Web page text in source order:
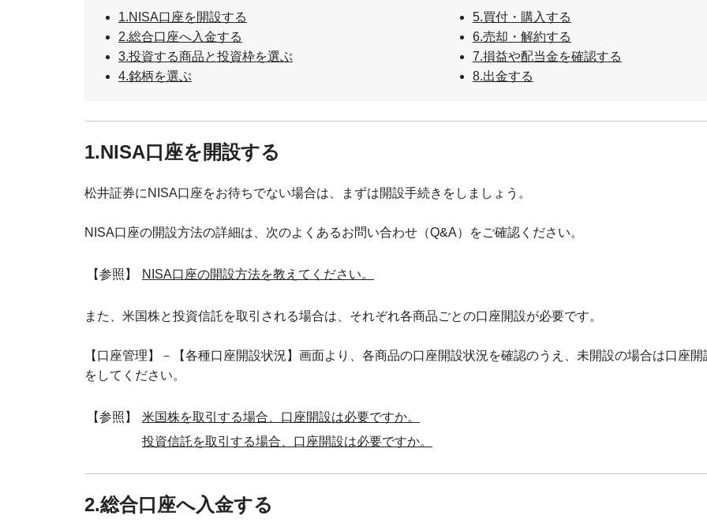
1.NISA口座を開設する
2.総合口座へ入金する
3.投資する商品と投資枠を選ぶ
4.銘柄を選ぶ
5.買付・購入する
6.売却・解約する
7.損益や配当金を確認する
8.出金する
1.NISA口座を開設する
松井証券にNISA口座をお待ちでない場合は、まずは開設手続きをしましょう。
NISA口座の開設方法の詳細は、次のよくあるお問い合わせ（Q&A）をご確認ください。
【参照】 NISA口座の開設方法を教えてください。
また、米国株と投資信託を取引される場合は、それぞれ各商品ごとの口座開設が必要です。
【口座管理】－【各種口座開設状況】画面より、各商品の口座開設状況を確認のうえ、未開設の場合は口座開
をしてください。
【参照】
米国株を取引する場合、口座開設は必要ですか。
投資信託を取引する場合、口座開設は必要ですか。
2.総合口座へ入金する